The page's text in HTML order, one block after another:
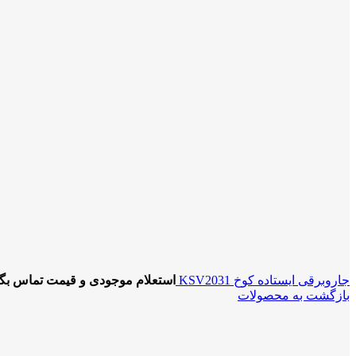
جاروبرقی ایستاده کوخ KSV2031
استعلام موجودی و قیمت تماس
بازگشت به محصولات